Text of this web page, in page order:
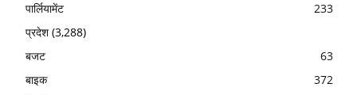
पार्लियामेंट
233
प्रदेश(3,288)
बजट
63
बाइक
372